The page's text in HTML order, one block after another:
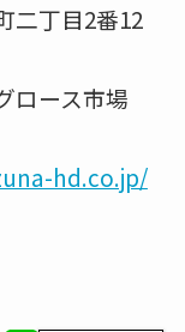
丁目2番12
ロース市場
hd.co.jp/